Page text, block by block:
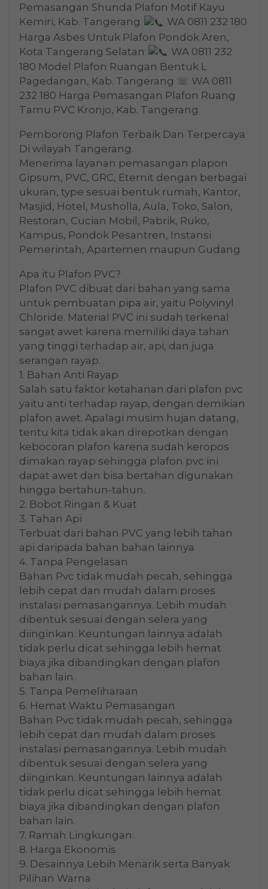
Pemasangan Shunda Plafon Motif Kayu
Kemiri, Kab. Tangerang
WA 0811 232 180
Harga Asbes Untuk Plafon Pondok Aren,
Kota Tangerang Selatan
WA 0811 232
180 Model Plafon Ruangan Bentuk L
Pagedangan, Kab. Tangerang ☏ WA 0811
232 180 Harga Pemasangan Plafon Ruang
Tamu PVC Kronjo, Kab. Tangerang
Pemborong Plafon Terbaik Dan Terpercaya
Di wilayah Tangerang.
Menerima layanan pemasangan plapon
Gipsum, PVC, GRC, Eternit dengan berbagai
ukuran, type sesuai bentuk rumah, Kantor,
Masjid, Hotel, Musholla, Aula, Toko, Salon,
Restoran, Cucian Mobil, Pabrik, Ruko,
Kampus, Pondok Pesantren, Instansi
Pemerintah, Apartemen maupun Gudang
Apa itu Plafon PVC?
Plafon PVC dibuat dari bahan yang sama
untuk pembuatan pipa air, yaitu Polyvinyl
Chloride. Material PVC ini sudah terkenal
sangat awet karena memiliki daya tahan
yang tinggi terhadap air, api, dan juga
serangan rayap.
1. Bahan Anti Rayap
Salah satu faktor ketahanan dari plafon pvc
yaitu anti terhadap rayap, dengan demikian
plafon awet. Apalagi musim hujan datang,
tentu kita tidak akan direpotkan dengan
kebocoran plafon karena sudah keropos
dimakan rayap sehingga plafon pvc ini
dapat awet dan bisa bertahan digunakan
hingga bertahun-tahun.
2. Bobot Ringan & Kuat
3. Tahan Api
Terbuat dari bahan PVC yang lebih tahan
api daripada bahan bahan lainnya
4. Tanpa Pengelasan
Bahan Pvc tidak mudah pecah, sehingga
lebih cepat dan mudah dalam proses
instalasi pemasangannya. Lebih mudah
dibentuk sesuai dengan selera yang
diinginkan. Keuntungan lainnya adalah
tidak perlu dicat sehingga lebih hemat
biaya jika dibandingkan dengan plafon
bahan lain.
5. Tanpa Pemeliharaan
6. Hemat Waktu Pemasangan
Bahan Pvc tidak mudah pecah, sehingga
lebih cepat dan mudah dalam proses
instalasi pemasangannya. Lebih mudah
dibentuk sesuai dengan selera yang
diinginkan. Keuntungan lainnya adalah
tidak perlu dicat sehingga lebih hemat
biaya jika dibandingkan dengan plafon
bahan lain.
7. Ramah Lingkungan
8. Harga Ekonomis
9. Desainnya Lebih Menarik serta Banyak
Pilihan Warna